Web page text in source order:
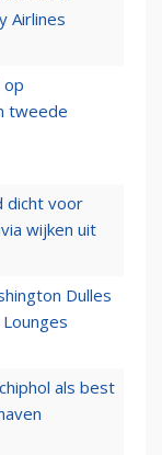
Airlines
op
tweede
dicht voor
wijken uit
Dulles
als best